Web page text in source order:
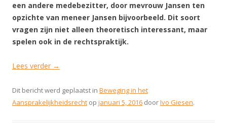
een andere medebezitter, door mevrouw Jansen ten
opzichte van meneer Jansen bijvoorbeeld. Dit soort
vragen zijn niet alleen theoretisch interessant, maar
spelen ook in de rechtspraktijk.
Lees verder →
Dit bericht werd geplaatst in Beweging in het
Aansprakelijkheidsrecht op januari 5, 2016 doorIvo Giesen.